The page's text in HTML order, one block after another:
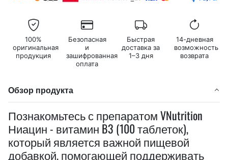
100%
оригинальная
продукция
Безопасная
и
зашифрованная
оплата
Быстрая
доставка за
1–3 дня
14-дневная
возможность
возврата
Обзор продукта
Познакомьтесь с препаратом VNutrition
Ниацин - витамин B3 (100 таблеток),
который является важной пищевой
добавкой, помогающей поддерживать